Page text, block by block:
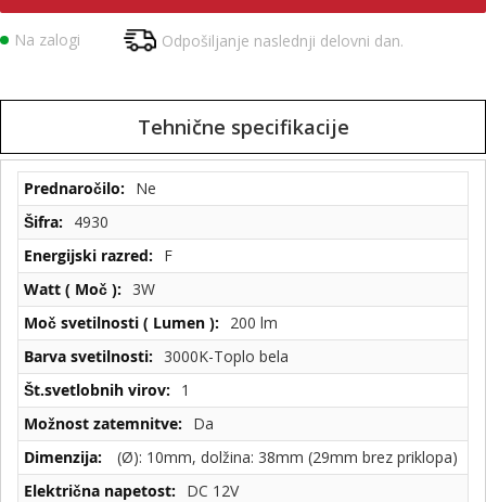
Na zalogi Odpošiljanje naslednji delovni dan.
Tehnične specifikacije
Tehnične
specifikacije
Ne
4930
F
3W
200 lm
3000K-Toplo bela
1
Da
(Ø): 10mm, dolžina: 38mm (29mm brez priklopa)
DC 12V